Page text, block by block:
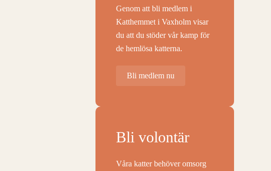
Genom att bli medlem i
Katthemmet i Vaxholm visar
du att du stöder vår kamp för
de hemlösa katterna.
Bli medlem nu
Bli volontär
Våra katter behöver omsorg